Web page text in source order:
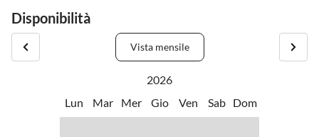
Disponibilità
Vista mensile
2026
Lun
Mar Mer Gio Ven Sab Dom